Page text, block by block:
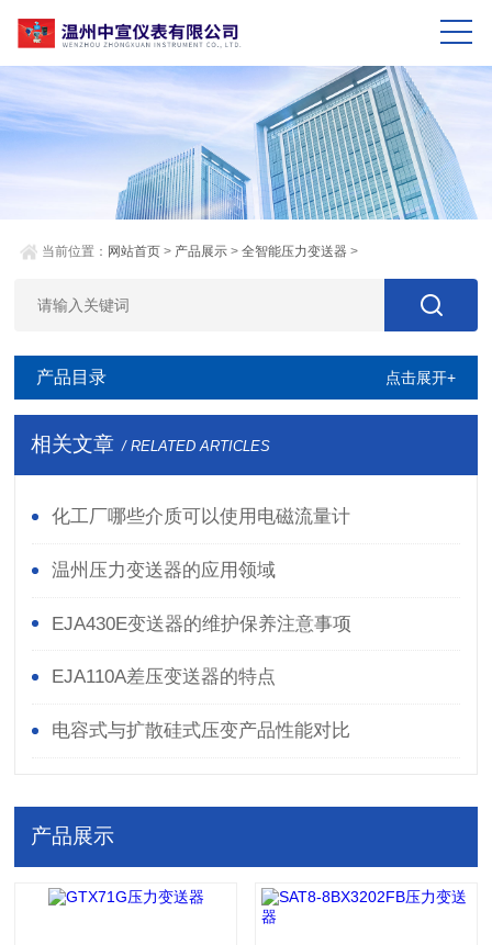
当前位置： 网站首页 > 产品展示 >全智能压力变送器 >
产品目录 点击展开+
相关文章 / RELATED ARTICLES
化工厂哪些介质可以使用电磁流量计
温州压力变送器的应用领域
EJA430E变送器的维护保养注意事项
EJA110A差压变送器的特点
电容式与扩散硅式压变产品性能对比
产品展示